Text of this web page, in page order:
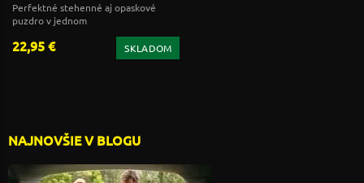
Perfektné stehenné aj opaskové
puzdro v jednom
22,95 € SKLADOM
NAJNOVŠIE V BLOGU